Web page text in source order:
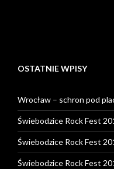
OSTATNIE WPISY
Wrocław – schron pod
Świebodzice Rock Fest
Świebodzice Rock Fest
Świebodzice Rock Fest